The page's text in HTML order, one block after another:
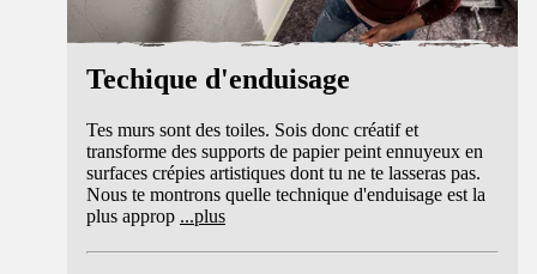
Techique d'enduisage
Tes murs sont des toiles. Sois donc créatif et
transforme des supports de papier peint ennuyeux en
surfaces crépies artistiques dont tu ne te lasseras pas.
Nous te montrons quelle technique d'enduisage est la
plus approp ...plus